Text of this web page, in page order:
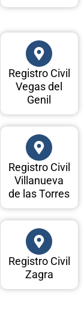
Registro Civil
Vegas del
Genil
Registro Civil
Villanueva
de las Torres
Registro Civil
Zagra